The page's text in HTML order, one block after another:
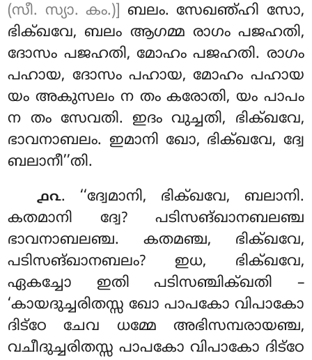
(സീ. സ്യാ. കം.)]
ബലം. സേഖഞ്ഹി സോ,
ഭിക്ഖവേ, ബലം ആഗമ്മ രാഗം പജഹതി,
ദോസം പജഹതി, മോഹം പജഹതി. രാഗം
പഹായ, ദോസം പഹായ, മോഹം പഹായ
യം അകുസലം ന തം കരോതി, യം പാപം
ന തം സേവതി. ഇദം വുച്ചതി, ഭിക്ഖവേ,
ഭാവനാബലം. ഇമാനി ഖോ, ഭിക്ഖവേ, ദ്വേ
ബലാനീ’’തി.
൧൨. ‘‘ദ്വേമാനി, ഭിക്ഖവേ, ബലാനി.
കതമാനി ദ്വേ? പടിസങ്ഖാനബലഞ്ച
ഭാവനാബലഞ്ച. കതമഞ്ച, ഭിക്ഖവേ,
പടിസങ്ഖാനബലം? ഇധ, ഭിക്ഖവേ,
ഏകച്ചോ ഇതി പടിസഞ്ചിക്ഖതി –
‘കായദുച്ചരിതസ്സ ഖോ പാപകോ വിപാകോ
ദിട്ഠേ ചേവ ധമ്മേ അഭിസമ്പരായഞ്ച,
വചീദുച്ചരിതസ്സ പാപകോ വിപാകോ ദിട്ഠേ